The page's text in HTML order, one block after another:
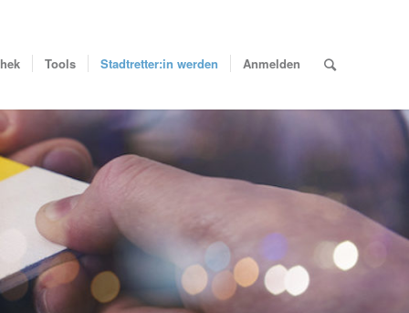
Tools Stadtretter:in werden Anmelden